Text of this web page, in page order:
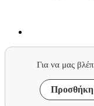
Για να μας
Προσθήκη